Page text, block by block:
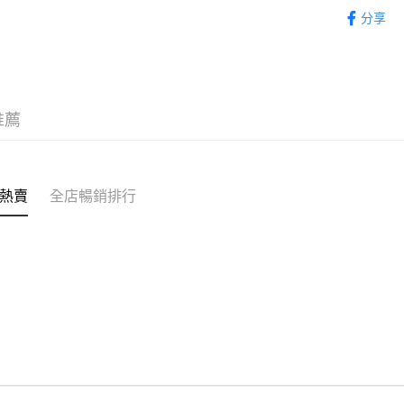
WeChat
分享
薦
賣 全店暢銷排行